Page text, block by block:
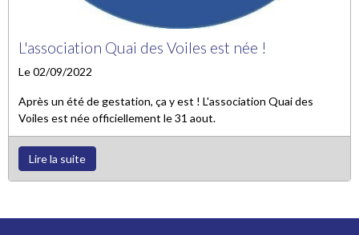
L'association Quai des Voiles est née !
Le 02/09/2022
Après un été de gestation, ça y est ! L'association Quai des
Voiles est née officiellement le 31 aout.
Lire la suite